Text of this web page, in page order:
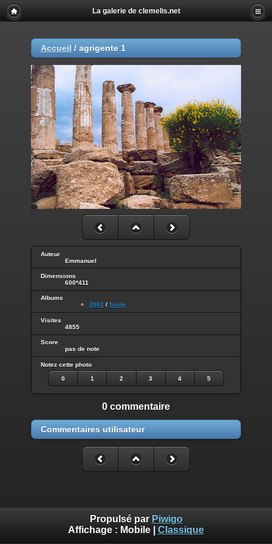
La galerie de clemelis.net
Accueil / agrigente 1
Auteur
Emmanuel
Dimensions
600*411
Albums
2002 / Sicile
Visites
4855
Score
pas de note
Notez cette photo
0 1 2 3 4 5
0 commentaire
Commentaires utilisateur
Propulsé par Piwigo
Affichage : Mobile Classique